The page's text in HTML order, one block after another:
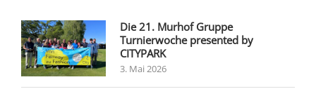
Die 21. Murhof Gruppe
Turnierwoche presented by
CITYPARK
3. Mai 2026